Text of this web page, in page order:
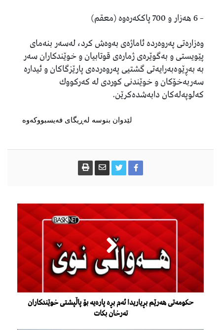
– 6 هه‌زار و 700 پاككه‌ره‌وه‌ (معقم)
وه‌زاره‌تی په‌روه‌رده‌ ئاماژه‌ی به‌وه‌ش كرد، له‌سه‌ر بنه‌مای
پێویستی و به‌گوێره‌ی ژماره‌ی قوتابیان و خوێندكاران سه‌ر
به‌ به‌ڕێوه‌به‌رایه‌تی گشتیی په‌روه‌رده‌ی پارێزگاكان و ئیداره‌
سه‌ربه‌خۆكان و خوێندنی كوردی له‌ كه‌ركووك
كه‌لوپه‌له‌كان دابه‌شده‌كرێن.
لێدوان بنوسە لەڕیگای فەیسبووکەوە
حکومەتی ھەرێم بڕیاریدا ئەم بڕە پارەیە بۆ پاڵپشتی خوێندکاران
تەرخان بکات